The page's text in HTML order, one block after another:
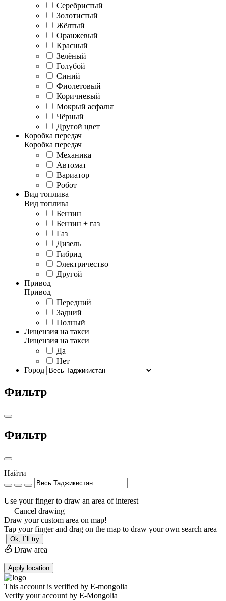
Серебристый
Золотистый
Жёлтый
Оранжевый
Красный
Зелёный
Голубой
Синий
Фиолетовый
Коричневый
Мокрый асфальт
Чёрный
Другой цвет
Коробка передач
Коробка передач
Механика
Автомат
Вариатор
Робот
Вид топлива
Вид топлива
Бензин
Бензин + газ
Газ
Дизель
Гибрид
Электричество
Другой
Привод
Привод
Передний
Задний
Полный
Лицензия на такси
Лицензия на такси
Да
Нет
Город
Фильтр
Фильтр
Найти
Use your finger to draw an area of interest
Cancel drawing
Draw your custom area on map!
Tap your finger and drag on the map to draw your own search area
Ok, I`ll try
Draw area
Apply location
This account is verified by E-mongolia
Verify your account by E-Mongolia